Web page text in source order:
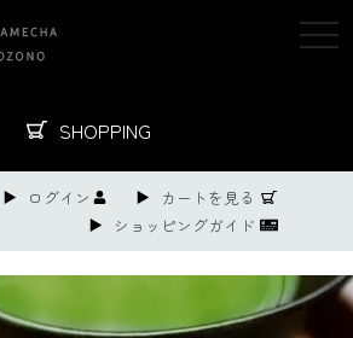
SHOPPING
ログイン
カートを見る
ショッピングガイド